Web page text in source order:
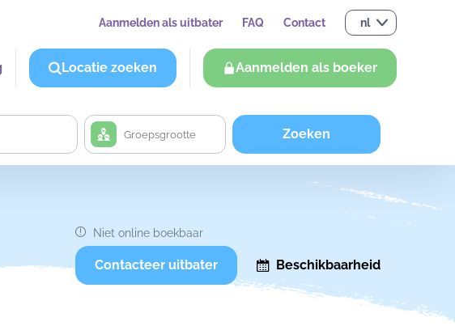
Aanmelden als uitbater FAQ Contact nl
Locatie zoeken Aanmelden als boeker
Zoeken
Niet online boekbaar
Contacteer uitbater Beschikbaarheid